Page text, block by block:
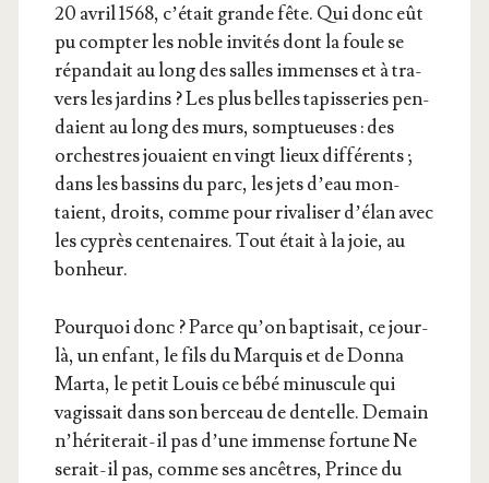
20 avril 1568, c’é­tait grande fête. Qui donc eût
pu comp­ter les noble invi­tés dont la foule se
répan­dait au long des salles immenses et à tra­
vers les jar­dins ? Les plus belles tapis­se­ries pen­
daient au long des murs, somp­tueuses : des
orchestres jouaient en vingt lieux dif­fé­rents ;
dans les bas­sins du parc, les jets d’eau mon­
taient, droits, comme pour riva­li­ser d’é­lan avec
les cyprès cen­te­naires. Tout était à la joie, au
bonheur.
Pour­quoi donc ? Parce qu’on bap­ti­sait, ce jour-
là, un enfant, le fils du Mar­quis et de Don­na
Mar­ta, le petit Louis ce bébé minus­cule qui
vagis­sait dans son ber­ceau de den­telle. Demain
n’hé­ri­te­rait-il pas d’une immense for­tune Ne
serait-il pas, comme ses ancêtres, Prince du